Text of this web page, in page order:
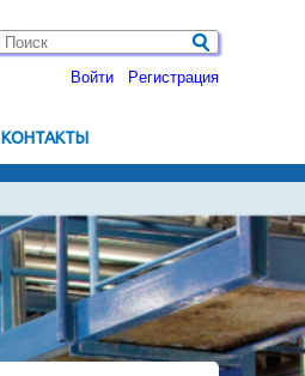
Войти Pегистрация
KОНТАКТЫ